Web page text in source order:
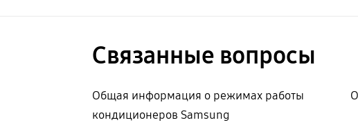
Связанные вопросы
Общая информация о режимах работы
кондиционеров Samsung